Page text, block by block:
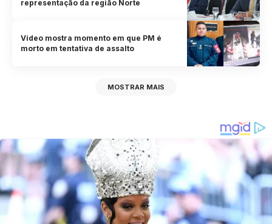
representação da região Norte
Vídeo mostra momento em que PM é
morto em tentativa de assalto
MOSTRAR MAIS